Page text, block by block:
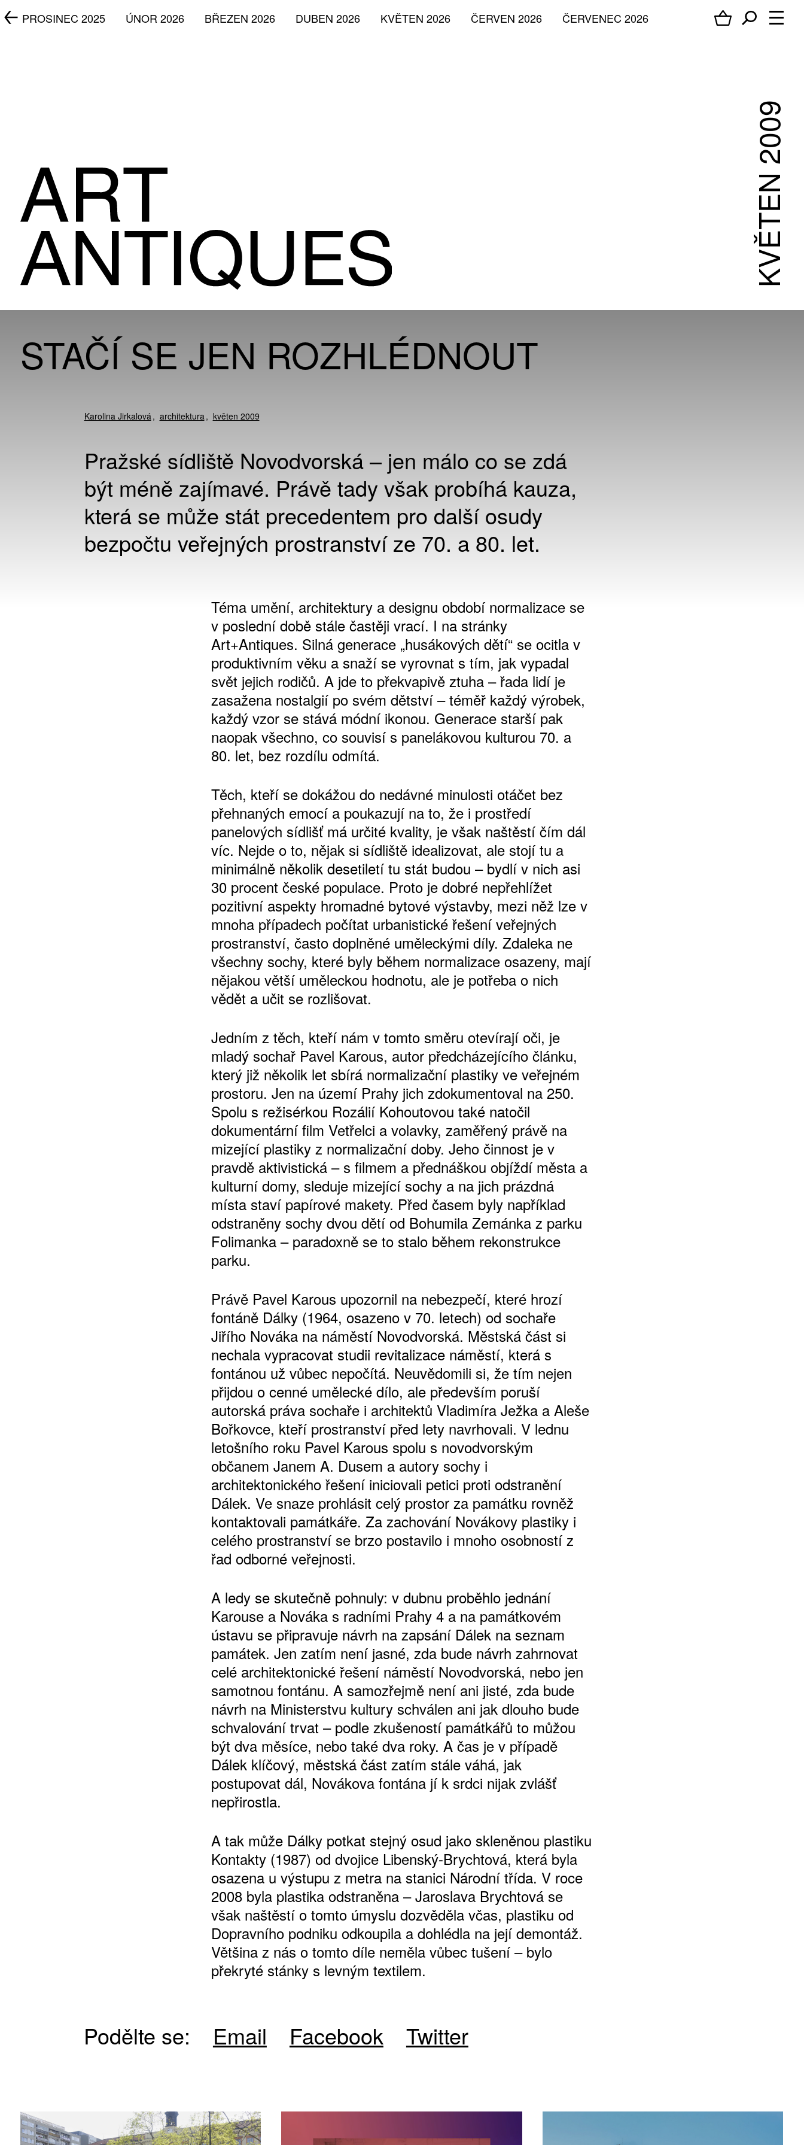
ČERVENEC 2026
ČERVEN 2026
KVĚTEN 2026
DUBEN 2026
BŘEZEN 2026
ÚNOR 2026
PROSINEC 2025
KVĚTEN 2009
STAČÍ SE JEN ROZHLÉDNOUT
Karolina Jirkalová architektura květen 2009
Pražské sídliště Novodvorská – jen málo co se zdá
být méně zajímavé. Právě tady však probíhá kauza,
která se může stát precedentem pro další osudy
bezpočtu veřejných prostranství ze 70. a 80. let.
Téma umění, architektury a designu období normalizace se
v poslední době stále častěji vrací. I na stránky
Art+Antiques. Silná generace „husákových dětí“ se ocitla v
produktivním věku a snaží se vyrovnat s tím, jak vypadal
svět jejich rodičů. A jde to překvapivě ztuha – řada lidí je
zasažena nostalgií po svém dětství – téměř každý výrobek,
každý vzor se stává módní ikonou. Generace starší pak
naopak všechno, co souvisí s panelákovou kulturou 70. a
80. let, bez rozdílu odmítá.
Těch, kteří se dokážou do nedávné minulosti otáčet bez
přehnaných emocí a poukazují na to, že i prostředí
panelových sídlišť má určité kvality, je však naštěstí čím dál
víc. Nejde o to, nějak si sídliště idealizovat, ale stojí tu a
minimálně několik desetiletí tu stát budou – bydlí v nich asi
30 procent české populace. Proto je dobré nepřehlížet
pozitivní aspekty hromadné bytové výstavby, mezi něž lze v
mnoha případech počítat urbanistické řešení veřejných
prostranství, často doplněné uměleckými díly. Zdaleka ne
všechny sochy, které byly během normalizace osazeny, mají
nějakou větší uměleckou hodnotu, ale je potřeba o nich
vědět a učit se rozlišovat.
Jedním z těch, kteří nám v tomto směru otevírají oči, je
mladý sochař Pavel Karous, autor předcházejícího článku,
který již několik let sbírá normalizační plastiky ve veřejném
prostoru. Jen na území Prahy jich zdokumentoval na 250.
Spolu s režisérkou Rozálií Kohoutovou také natočil
dokumentární film Vetřelci a volavky, zaměřený právě na
mizející plastiky z normalizační doby. Jeho činnost je v
pravdě aktivistická – s filmem a přednáškou objíždí města a
kulturní domy, sleduje mizející sochy a na jich prázdná
místa staví papírové makety. Před časem byly například
odstraněny sochy dvou dětí od Bohumila Zemánka z parku
Folimanka – paradoxně se to stalo během rekonstrukce
parku.
Právě Pavel Karous upozornil na nebezpečí, které hrozí
fontáně Dálky (1964, osazeno v 70. letech) od sochaře
Jiřího Nováka na náměstí Novodvorská. Městská část si
nechala vypracovat studii revitalizace náměstí, která s
fontánou už vůbec nepočítá. Neuvědomili si, že tím nejen
přijdou o cenné umělecké dílo, ale především poruší
autorská práva sochaře i architektů Vladimíra Ježka a Aleše
Bořkovce, kteří prostranství před lety navrhovali. V lednu
letošního roku Pavel Karous spolu s novodvorským
občanem Janem A. Dusem a autory sochy i
architektonického řešení iniciovali petici proti odstranění
Dálek. Ve snaze prohlásit celý prostor za památku rovněž
kontaktovali památkáře. Za zachování Novákovy plastiky i
celého prostranství se brzo postavilo i mnoho osobností z
řad odborné veřejnosti.
A ledy se skutečně pohnuly: v dubnu proběhlo jednání
Karouse a Nováka s radními Prahy 4 a na památkovém
ústavu se připravuje návrh na zapsání Dálek na seznam
památek. Jen zatím není jasné, zda bude návrh zahrnovat
celé architektonické řešení náměstí Novodvorská, nebo jen
samotnou fontánu. A samozřejmě není ani jisté, zda bude
návrh na Ministerstvu kultury schválen ani jak dlouho bude
schvalování trvat – podle zkušeností památkářů to můžou
být dva měsíce, nebo také dva roky. A čas je v případě
Dálek klíčový, městská část zatím stále váhá, jak
postupovat dál, Novákova fontána jí k srdci nijak zvlášť
nepřirostla.
A tak může Dálky potkat stejný osud jako skleněnou plastiku
Kontakty (1987) od dvojice Libenský-Brychtová, která byla
osazena u výstupu z metra na stanici Národní třída. V roce
2008 byla plastika odstraněna – Jaroslava Brychtová se
však naštěstí o tomto úmyslu dozvěděla včas, plastiku od
Dopravního podniku odkoupila a dohlédla na její demontáž.
Většina z nás o tomto díle neměla vůbec tušení – bylo
překryté stánky s levným textilem.
Podělte se: Email Facebook Twitter
ROČNÍ PŘEDPLATNÉ
10 TIŠTĚNÝCH ČÍSEL
365 DNÍ ONLINE VERZE
ČLENSKÁ KARTA ARTCARD
KOUPIT PŘEDPLATNÉ